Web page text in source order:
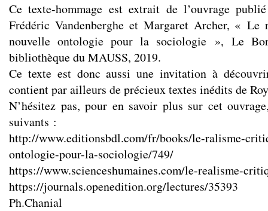
Ce texte-hommage est extrait de l’ouvrage
Frédéric Vandenberghe et Margaret Archer, « Le
nouvelle ontologie pour la sociologie », Le
bibliothèque du MAUSS, 2019.
Ce texte est donc aussi une invitation à
contient par ailleurs de précieux textes inédits de
N’hésitez pas, pour en savoir plus sur cet
suivants :
http://www.editionsbdl.com/fr/books/le-ralisme-
ontologie-pour-la-sociologie/749/
https://www.scienceshumaines.com/le-realisme-
https://journals.openedition.org/lectures/35393
Ph.Chanial